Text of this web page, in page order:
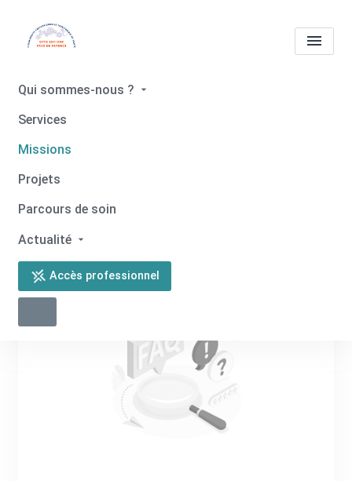
Qui sommes-nous ?
Services
Missions
Projets
Parcours de soin
Actualité
Accès professionnel